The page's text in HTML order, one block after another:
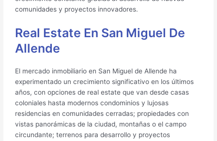
comunidades y proyectos innovadores.
Real Estate En San Miguel De
Allende
El mercado inmobiliario en San Miguel de Allende ha
experimentado un crecimiento significativo en los últimos
años, con opciones de real estate que van desde casas
coloniales hasta modernos condominios y lujosas
residencias en comunidades cerradas; propiedades con
vistas panorámicas de la ciudad, montañas o el campo
circundante; terrenos para desarrollo y proyectos